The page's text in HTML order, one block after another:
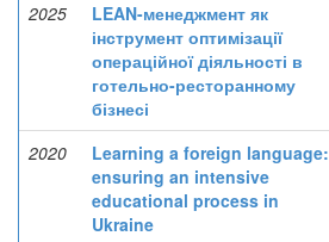
2025
LEAN-менеджмент як
інструмент оптимізації
операційної діяльності в
готельно-ресторанному
бізнесі
2020
Learning a foreign language:
ensuring an intensive
educational process in
Ukraine